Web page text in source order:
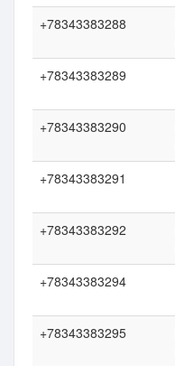
+78343383288
+78343383289
+78343383290
+78343383291
+78343383292
+78343383294
+78343383295